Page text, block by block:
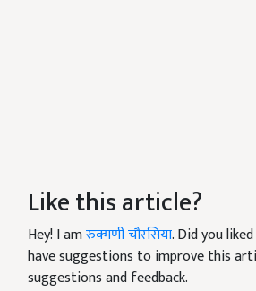
Like this article?
Hey! I amरुक्मणी चौरसिया. Did you
have suggestions to improve this
suggestions and feedback.